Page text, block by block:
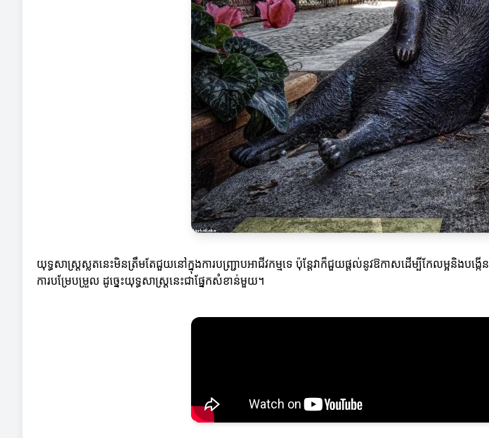
យុទ្ធសាស្ត្រស្លតនេះមិនត្រឹមតែជួយនៅក្នុងការបញ្ជ្រាបអាជីវកម្មទេ ប៉ុន្តែវាក៏ជួយផ្ដល់នូវឱកាសដើម្បីកែលម្អនិងបង្
ការបម្រែបម្រួល ដូច្នេះយុទ្ធសាស្ត្រនេះជាផ្នែកសំខាន់មួយ។